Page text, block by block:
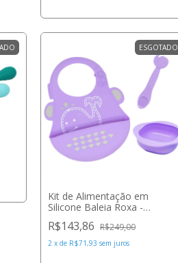
ESGOTADO
Kit de Alimentação em
Silicone Baleia Roxa -
R$143,86 R$249,00
2 x de R$71,93 sem juros